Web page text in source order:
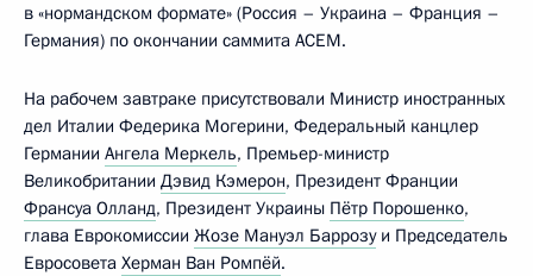
в «нормандском формате» (Россия – Украина – Франция –
Германия) по окончании саммита АСЕМ.
На рабочем завтраке присутствовали Министр иностранных
дел Италии Федерика Могерини, Федеральный канцлер
Германии Ангела Меркель, Премьер-министр
Великобритании Дэвид Кэмерон, Президент Франции
Франсуа Олланд, Президент Украины Пётр Порошенко,
глава Еврокомиссии Жозе Мануэл Баррозуи Председатель
Евросовета Херман Ван Ромпёй.